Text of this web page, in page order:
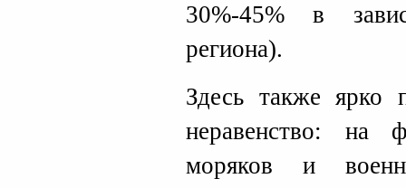
30%-45% в
региона).
Здесь также ярко
неравенство: на
моряков и